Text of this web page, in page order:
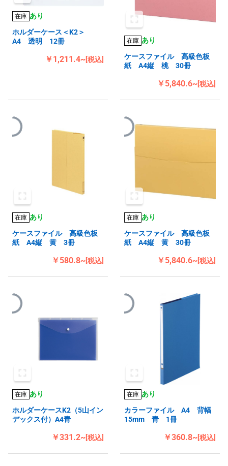
在庫 あり
ホルダーケース＜K2＞
A4 透明 12冊
￥1,211.4~[税込]
在庫 あり
ケースファイル 高級色板
紙 A4縦 桃 30冊
￥5,840.6~[税込]
在庫 あり
ケースファイル 高級色板
紙 A4縦 黄 3冊
￥580.8~[税込]
在庫 あり
ケースファイル 高級色板
紙 A4縦 黄 30冊
￥5,840.6~[税込]
在庫 あり
ホルダーケースK2（5山イン
デックス付）A4青
￥331.2~[税込]
在庫 あり
カラーファイル A4 背幅
15mm 青 1冊
￥360.8~[税込]